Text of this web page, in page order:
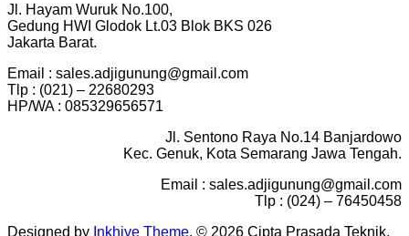
Jl. Hayam Wuruk No.100,
Gedung HWI Glodok Lt.03 Blok BKS 026
Jakarta Barat.
Email : sales.adjigunung@gmail.com
Tlp : (021) – 22680293
HP/WA : 085329656571
Jl. Sentono Raya No.14 Banjardowo
Kec. Genuk, Kota Semarang Jawa Tengah.
Email : sales.adjigunung@gmail.com
Tlp : (024) – 76450458
Designed by Inkhive Theme. © 2026 Cipta Prasada Teknik.